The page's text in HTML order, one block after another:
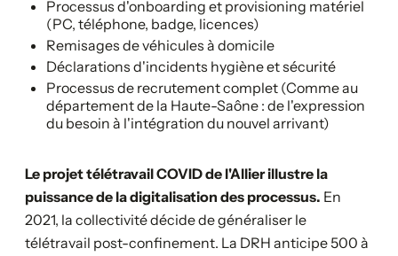
Processus d'onboarding et provisioning matériel
(PC, téléphone, badge, licences)
Remisages de véhicules à domicile
Déclarations d'incidents hygiène et sécurité
Processus de recrutement complet (Comme au
département de la Haute-Saône : de l'expression
du besoin à l'intégration du nouvel arrivant)
Le projet télétravail COVID de l'Allier illustre la
puissance de la digitalisation des processus. En
2021, la collectivité décide de généraliser le
télétravail post-confinement. La DRH anticipe 500 à